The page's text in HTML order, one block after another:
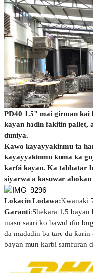
PD40 1.5" mai girman kai
kayan haɗin fakitin pallet,
duniya.
Kawo kayayyakinmu ta
kayayyakinmu kuma ka
karɓi kayan. Ka tabbatar
siyarwa a kasuwar abokan
Lokacin Lodawa:Kwanaki
Garanti:Shekara 1.5
masu sauri ko bawul ɗin
da madadin ba tare da
bayan mun karɓi samfuran